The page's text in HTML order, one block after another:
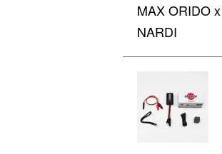
MAX ORIDO x
NARDI